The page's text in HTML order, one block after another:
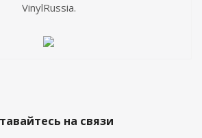
VinylRussia.
на связи